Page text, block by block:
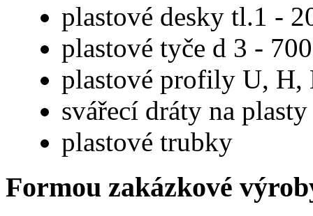
plastové desky tl.1 -
plastové tyče d 3 -
plastové profily U, H,
svářecí dráty na plasty
plastové trubky
Formou zakázkové